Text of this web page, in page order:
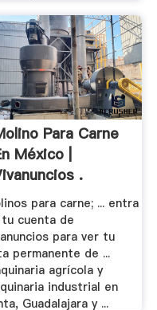
Para Carne
México |
.
para carne; ... entra
cuenta de
para ver tu
permanente de ...
agrícola y
industrial en
Guadalajara y ...